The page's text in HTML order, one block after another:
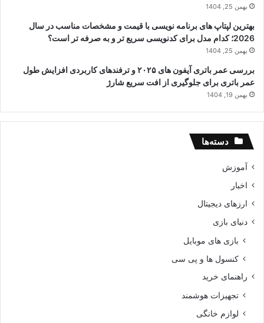
بهمن 25, 1404
بهترین لپتاپ های برنامه نویسی با قیمت و مشخصات مناسب در سال
2026؛ کدام مدل برای کدنویسی سریع تر و به صرفه تر است؟
بهمن 25, 1404
بررسی عمر باتری آیفون های ۲۰۲۵ و ترفندهای کاربردی افزایش طول
عمر باتری برای جلوگیری از افت سریع شارژ
بهمن 19, 1404
دسته‌ها
آموزش
اخبار
ارزهای دیجیتال
دنیای بازی
بازی های موبایل
کنسول ها و پی سی
راهنمای خرید
تجهیزات هوشمند
لوازم خانگی